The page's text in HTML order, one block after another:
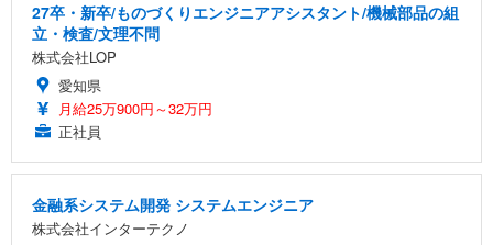
27卒・新卒/ものづくりエンジニアアシスタント/機械部品の組
立・検査/文理不問
株式会社LOP
愛知県
月給25万900円～32万円
正社員
金融系システム開発 システムエンジニア
株式会社インターテクノ